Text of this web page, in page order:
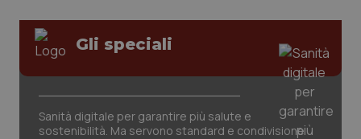
Gli speciali
Sanità digitale per garantire più salute e
sostenibilità. Ma servono standard e condivisione
tracking-enable
tracking-sites-ironfish-
session-id
www.quotidianosanita.it